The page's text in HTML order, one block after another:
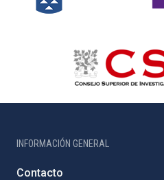
INFORMACIÓN GENERAL
Contacto